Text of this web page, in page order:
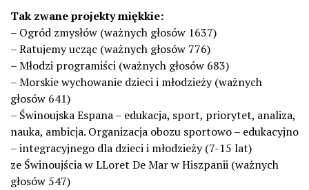
Tak zwane projekty miękkie:
– Ogród zmysłów (ważnych głosów 1637)
– Ratujemy ucząc (ważnych głosów 776)
– Młodzi programiści (ważnych głosów 683)
– Morskie wychowanie dzieci i młodzieży (ważnych
głosów 641)
– Świnoujska Espana – edukacja, sport, priorytet, analiza,
nauka, ambicja. Organizacja obozu sportowo – edukacyjno
– integracyjnego dla dzieci i młodzieży (7-15 lat)
ze Świnoujściaw LLoret De Mar w Hiszpanii (ważnych
głosów 547)